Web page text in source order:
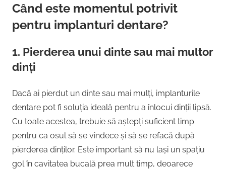
Când este momentul potrivit
pentru implanturi dentare?
1. Pierderea unui dinte sau mai multor
dinți
Dacă ai pierdut un dinte sau mai mulți, implanturile
dentare pot fi soluția ideală pentru a înlocui dinții lipsă.
Cu toate acestea, trebuie să aștepți suficient timp
pentru ca osul să se vindece și să se refacă după
pierderea dinților. Este important să nu lași un spațiu
gol în cavitatea bucală prea mult timp, deoarece